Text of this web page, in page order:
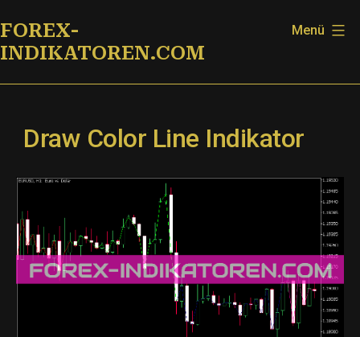
Inhalt
springen
FOREX-
INDIKATOREN.COM
Menü
Draw Color Line Indikator